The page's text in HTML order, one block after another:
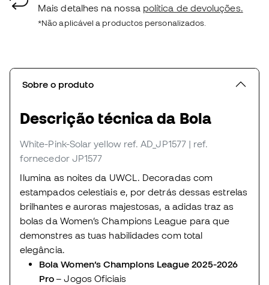
Mais detalhes na nossa política de devoluções.
*Não aplicável a productos personalizados.
Sobre o produto
Descrição técnica da Bola
White-Pink-Solar yellow ref. AD_JP1577 | ref.
fornecedor JP1577
Ilumina as noites da UWCL. Decoradas com
estampados celestiais e, por detrás dessas estrelas
brilhantes e auroras majestosas, a adidas traz as
bolas da Women’s Champions League para que
demonstres as tuas habilidades com total
elegância.
Bola Women’s Champions League 2025-2026
Pro – Jogos Oficiais